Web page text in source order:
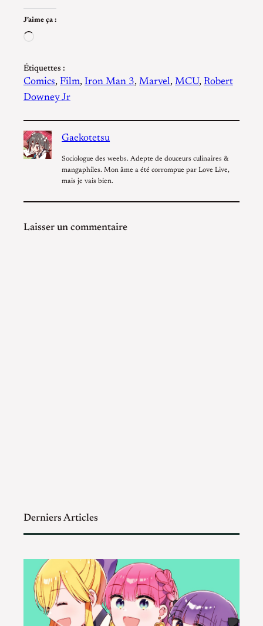
J’aime ça :
Étiquettes :
Comics, Film, Iron Man 3, Marvel, MCU, Robert
Downey Jr
Gaekotetsu
Sociologue des weebs. Adepte de douceurs culinaires &
mangaphiles. Mon âme a été corrompue par Love Live,
mais je vais bien.
Laisser un commentaire
Derniers Articles